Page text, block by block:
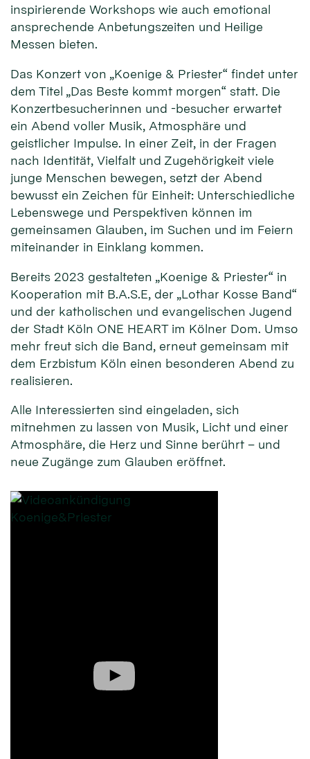
inspirierende Workshops wie auch emotional
ansprechende Anbetungszeiten und Heilige
Messen bieten.
Das Konzert von „Koenige & Priester“ findet unter
dem Titel „Das Beste kommt morgen“ statt. Die
Konzertbesucherinnen und -besucher erwartet
ein Abend voller Musik, Atmosphäre und
geistlicher Impulse. In einer Zeit, in der Fragen
nach Identität, Vielfalt und Zugehörigkeit viele
junge Menschen bewegen, setzt der Abend
bewusst ein Zeichen für Einheit: Unterschiedliche
Lebenswege und Perspektiven können im
gemeinsamen Glauben, im Suchen und im Feiern
miteinander in Einklang kommen.
Bereits 2023 gestalteten „Koenige & Priester“ in
Kooperation mit B.A.S.E, der „Lothar Kosse Band“
und der katholischen und evangelischen Jugend
der Stadt Köln ONE HEART im Kölner Dom. Umso
mehr freut sich die Band, erneut gemeinsam mit
dem Erzbistum Köln einen besonderen Abend zu
realisieren.
Alle Interessierten sind eingeladen, sich
mitnehmen zu lassen von Musik, Licht und einer
Atmosphäre, die Herz und Sinne berührt – und
neue Zugänge zum Glauben eröffnet.